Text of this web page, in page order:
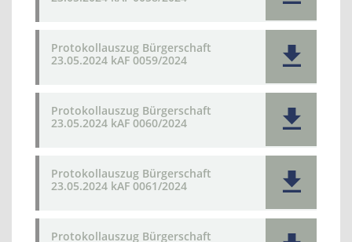
Protokollauszug Bürgerschaft
23.05.2024 kAF 0059/2024
Protokollauszug Bürgerschaft
23.05.2024 kAF 0060/2024
Protokollauszug Bürgerschaft
23.05.2024 kAF 0061/2024
Protokollauszug Bürgerschaft